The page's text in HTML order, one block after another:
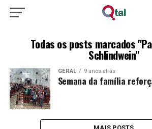
Todas os posts marcados
Schlindwein"
GERAL 9 anos atrás
Semana da família